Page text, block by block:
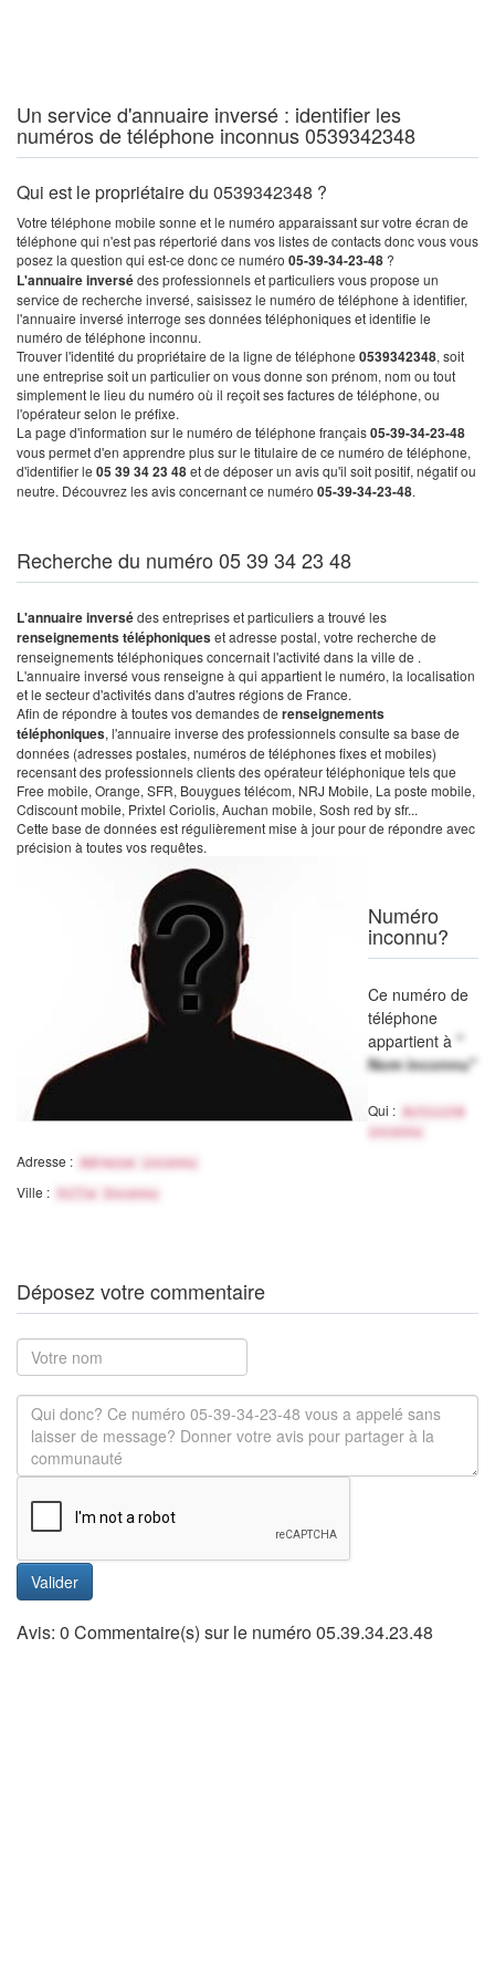
Un service d'annuaire inversé : identifier les
numéros de téléphone inconnus 0539342348
Qui est le propriétaire du 0539342348 ?
Votre téléphone mobile sonne et le numéro apparaissant sur votre écran de
téléphone qui n'est pas répertorié dans vos listes de contacts donc vous vous
posez la question qui est-ce donc ce numéro 05-39-34-23-48 ?
L'annuaire inversédes professionnels et particuliers vous propose un
service de recherche inversé, saisissez le numéro de téléphone à identifier,
l'annuaire inversé interroge ses données téléphoniques et identifie le
numéro de téléphone inconnu.
Trouver l'identité du propriétaire de la ligne de téléphone 0539342348, soit
une entreprise soit un particulier on vous donne son prénom, nom ou tout
simplement le lieu du numéro où il reçoit ses factures de téléphone, ou
l'opérateur selon le préfixe.
La page d'information sur le numéro de téléphone français05-39-34-23-48
vous permet d'en apprendre plus sur le titulaire de ce numéro de téléphone,
d'identifier le 05 39 34 23 48et de déposer un avis qu'il soit positif, négatif ou
neutre. Découvrez les avis concernant ce numéro 05-39-34-23-48.
Recherche du numéro 05 39 34 23 48
L'annuaire inversédes entreprises et particuliers a trouvé les
renseignements téléphoniqueset adresse postal, votre recherche de
renseignements téléphoniques concernait l'activité dans la ville de .
L'annuaire inversé vous renseigne à qui appartient le numéro, la localisation
et le secteur d'activités dans d'autres régions de France.
Afin de répondre à toutes vos demandes de renseignements
téléphoniques, l'annuaire inverse des professionnels consulte sa base de
données (adresses postales, numéros de téléphones fixes et mobiles)
recensant des professionnels clients des opérateur téléphonique tels que
Free mobile, Orange, SFR, Bouygues télécom, NRJ Mobile, La poste mobile,
Cdiscount mobile, Prixtel Coriolis, Auchan mobile, Sosh red by sfr...
Cette base de données est régulièrement mise à jour pour de répondre avec
précision à toutes vos requêtes.
Numéro
inconnu?
Ce numéro de
téléphone
appartient à "
Nom inconnu"
Qui :
Activité
inconnu
Adresse : Adresse inconnu
Ville : Ville Inconnu
Déposez votre commentaire
Valider
Avis: 0 Commentaire(s) sur le numéro 05.39.34.23.48